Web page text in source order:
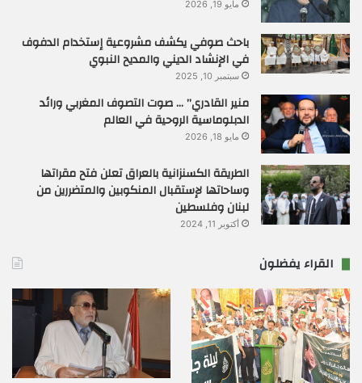
مايو 19, 2026
باحث صوفي يكشف مشروعية إستخدام الدفوف
في الإنشاد الديني والمديح النبوي
سبتمبر 10, 2025
منير القادري” … صوت التصوف المغربي ورائد
الدبلوماسية الروحية في العالم
مايو 18, 2026
الطريقة الكسنزانية بالعراق تعلن فتح مقراتها
وساحاتها لإستقبال المنكوبين والمتضررين من
لبنان وفلسطين
أكتوبر 11, 2024
القراء يفضلون